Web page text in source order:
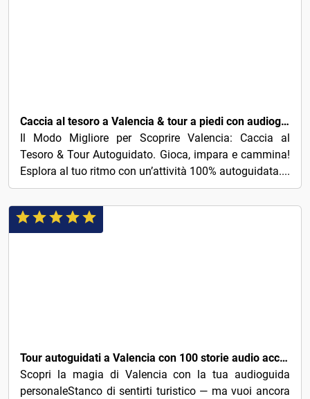
Caccia al tesoro a Valencia & tour a piedi con audioguida
Il Modo Migliore per Scoprire Valencia: Caccia al
Tesoro & Tour Autoguidato. Gioca, impara e cammina!
Esplora al tuo ritmo con un’attività 100% autoguidata....
Tour autoguidati a Valencia con 100 storie audio accattivanti
Scopri la magia di Valencia con la tua audioguida
personaleStanco di sentirti turistico — ma vuoi ancora